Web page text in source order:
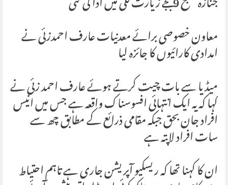
معاون خصوصی برائے معدنیات عارف احمدزئی نے
امدادی کارائیوں کا جائزہ لیا
میڈیا سے بات چیت کرتے ہوئے عارف احمد زئی نے
کہا کہ یہ ایک انتہائی افسوسناک واقعہ ہے جس میں انیس
افراد جان بحق جبکہ مقامی ذرائع کے مطابق چھ سے
سات افراد لاپتہ ہے
ان کا کہنا تھا کہ ریسکیو آپریشن جاری ہے تاہم احتیاط